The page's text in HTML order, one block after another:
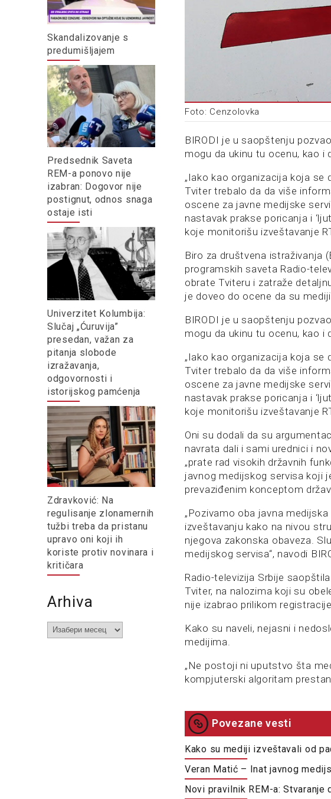
Skandalizovanje s
predumišljajem
Predsednik Saveta
REM-a ponovo nije
izabran: Dogovor nije
postignut, odnos snaga
ostaje isti
Univerzitet Kolumbija:
Slučaj „Ćuruvija”
presedan, važan za
pitanja slobode
izražavanja,
odgovornosti i
istorijskog pamćenja
Zdravković: Na
regulisanje zlonamernih
tužbi treba da pristanu
upravo oni koji ih
koriste protiv novinara i
kritičara
Arhiva
Arhiva
Foto: Cenzolovka
BIRODI je u saopštenju
mogu da ukinu tu ocenu, kao
„Iako kao organizacija koja
Tviter trebalo da da više
oscene za javne medijske
nastavak prakse poricanja i
koje monitorišu izveštavanje
Biro za društvena istraživanja
programskih saveta Radio-
obrate Tviteru i zatraže
je doveo do ocene da su
BIRODI je u saopštenju
mogu da ukinu tu ocenu, kao
„Iako kao organizacija koja
Tviter trebalo da da više
oscene za javne medijske
nastavak prakse poricanja i
koje monitorišu izveštavanje
Oni su dodali da su
navrata dali i sami urednici i
„prate rad visokih državnih
javnog medijskog servisa koji
prevaziđenim konceptom
„Pozivamo oba javna
izveštavanju kako na nivou
njegova zakonska obaveza.
medijskog servisa“, navodi
Radio-televizija Srbije
Tviter, na nalozima koji su
nije izabrao prilikom
Kako su naveli, nejasni i
medijima.
„Ne postoji ni uputstvo šta
kompjuterski algoritam
Povezane vesti
Kako su mediji izveštavali od
Veran Matić – Inat javnog
Novi pravilnik REM-a: